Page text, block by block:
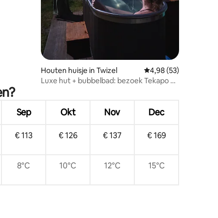
Houten huisje in Twizel Gemiddelde
4,98 (53)
Luxe hut + bubbelbad: bezoek Tekapo en
Sep Okt Nov Dec
€ 113 € 126 € 137 € 169
8°C 10°C 12°C 15°C